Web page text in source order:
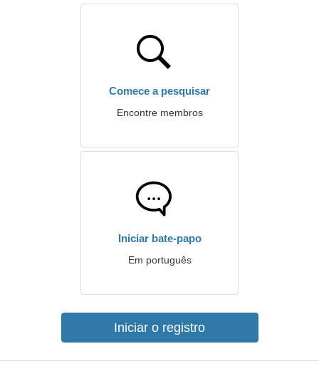
Comece a pesquisar
Encontre membros
Iniciar bate-papo
Em português
Iniciar o registro